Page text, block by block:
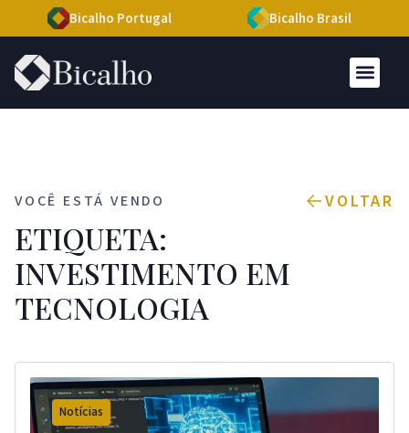
Bicalho Portugal Bicalho Brasil
VOCÊ ESTÁ VENDO VOLTAR
ETIQUETA:
INVESTIMENTO EM
TECNOLOGIA
Notícias